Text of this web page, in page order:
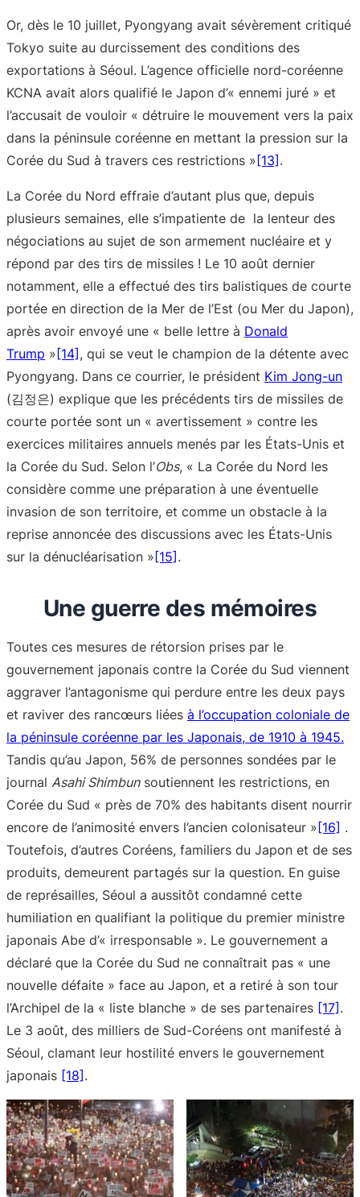
Or, dès le 10 juillet, Pyongyang avait sévèrement critiqué
Tokyo suite au durcissement des conditions des
exportations à Séoul. L’agence officielle nord-coréenne
KCNA avait alors qualifié le Japon d’« ennemi juré » et
l’accusait de vouloir « détruire le mouvement vers la paix
dans la péninsule coréenne en mettant la pression sur la
Corée du Sud à travers ces restrictions »[13].
La Corée du Nord effraie d’autant plus que, depuis
plusieurs semaines, elle s’impatiente de la lenteur des
négociations au sujet de son armement nucléaire et y
répond par des tirs de missiles ! Le 10 août dernier
notamment, elle a effectué des tirs balistiques de courte
portée en direction de la Mer de l’Est (ou Mer du Japon),
après avoir envoyé une « belle lettre à Donald
Trump »[14], qui se veut le champion de la détente avec
Pyongyang. Dans ce courrier, le président Kim Jong-un
(김정은) explique que les précédents tirs de missiles de
courte portée sont un « avertissement » contre les
exercices militaires annuels menés par les États-Unis et
la Corée du Sud. Selon l’Obs, « La Corée du Nord les
considère comme une préparation à une éventuelle
invasion de son territoire, et comme un obstacle à la
reprise annoncée des discussions avec les États-Unis
sur la dénucléarisation »[15].
Une guerre des mémoires
Toutes ces mesures de rétorsion prises par le
gouvernement japonais contre la Corée du Sud viennent
aggraver l’antagonisme qui perdure entre les deux pays
et raviver des rancœurs liées à l’occupation coloniale de
la péninsule coréenne par les Japonais, de 1910 à 1945.
Tandis qu’au Japon, 56% de personnes sondées par le
journal Asahi Shimbunsoutiennent les restrictions, en
Corée du Sud « près de 70% des habitants disent nourrir
encore de l’animosité envers l’ancien colonisateur »[16] .
Toutefois, d’autres Coréens, familiers du Japon et de ses
produits, demeurent partagés sur la question. En guise
de représailles, Séoul a aussitôt condamné cette
humiliation en qualifiant la politique du premier ministre
japonais Abe d’« irresponsable ». Le gouvernement a
déclaré que la Corée du Sud ne connaîtrait pas « une
nouvelle défaite » face au Japon, et a retiré à son tour
l’Archipel de la « liste blanche » de ses partenaires [17].
Le 3 août, des milliers de Sud-Coréens ont manifesté à
Séoul, clamant leur hostilité envers le gouvernement
japonais [18].